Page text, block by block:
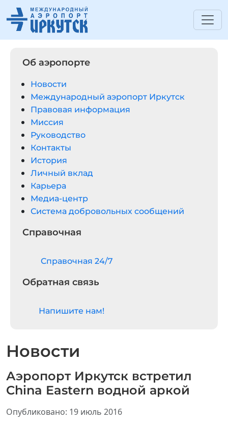
Новости
Аэропорт Иркутск встретил
China Eastern водной аркой
Информация о материале
Опубликовано: 19 июль 2016
Об аэропорте
Новости
Международный аэропорт Иркутск
Правовая информация
Миссия
Руководство
Контакты
История
Личный вклад
Карьера
Медиа-центр
Система добровольных сообщений
Справочная
Cправочная 24/7
Обратная связь
Напишите нам!